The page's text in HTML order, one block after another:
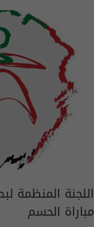
اللجنة المنظمة
مباراة الحسم